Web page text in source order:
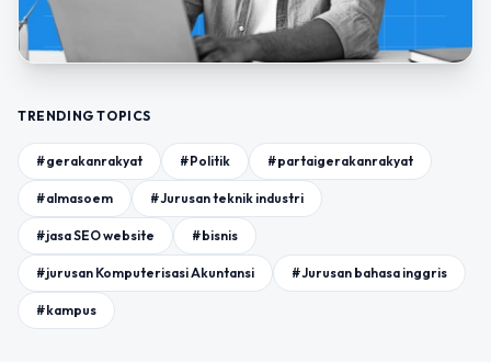
TRENDING TOPICS
#gerakanrakyat #Politik #partaigerakanrakyat
#almasoem #Jurusan teknik industri
#jasa SEO website #bisnis
#jurusan Komputerisasi Akuntansi #Jurusan bahasa inggris
#kampus